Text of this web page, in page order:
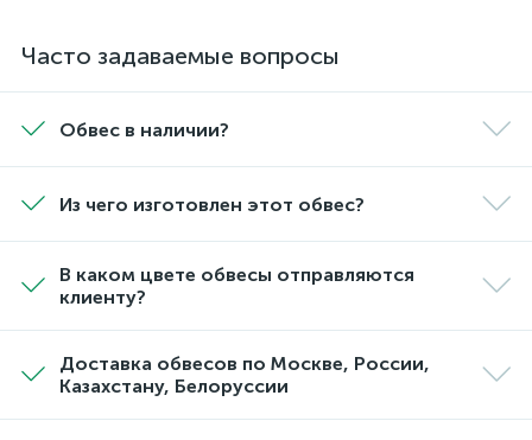
Часто задаваемые вопросы
Обвес в наличии?
Из чего изготовлен этот обвес?
В каком цвете обвесы отправляются
клиенту?
Доставка обвесов по Москве, России,
Казахстану, Белоруссии